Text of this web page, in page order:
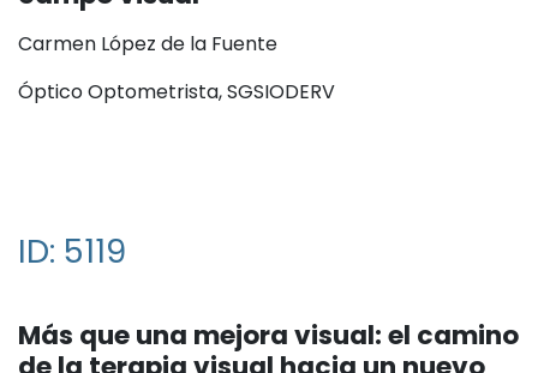
Carmen López de la Fuente
Óptico Optometrista, SGSIODERV
ID: 5119
Más que una mejora visual: el camino